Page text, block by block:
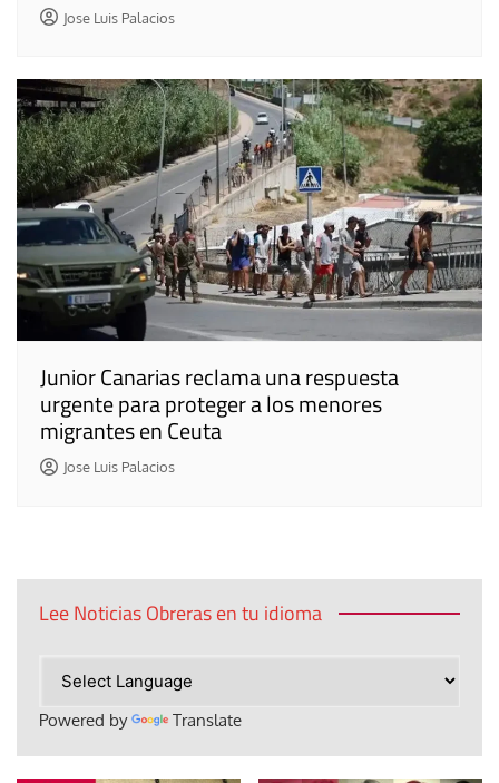
Jose Luis Palacios
Junior Canarias reclama una respuesta
urgente para proteger a los menores
migrantes en Ceuta
Jose Luis Palacios
Lee Noticias Obreras en tu idioma
Powered by Translate